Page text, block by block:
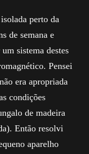
perto da
de semana e
sistema destes
Pensei
era apropriada
condições
de madeira
Então resolvi
aparelho